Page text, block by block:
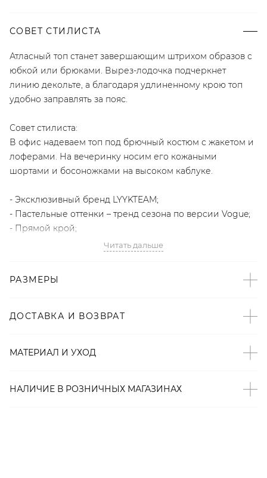
СОВЕТ СТИЛИСТА
Атласный топ станет завершающим штрихом образов с
юбкой или брюками. Вырез-лодочка подчеркнет
линию декольте, а благодаря удлиненному крою топ
удобно заправлять за пояс.
Совет стилиста:
В офис надеваем топ под брючный костюм с жакетом и
лоферами. На вечеринку носим его кожаными
шортами и босоножками на высоком каблуке.
- Эксклюзивный бренд LYYKTEAM;
- Пастельные оттенки – тренд сезона по версии Vogue;
- Прямой крой;
На Тане размер S, параметры 84/63/89, рост 170 см.
Артикул
Читать дальше
РАЗМЕРЫ
ДОСТАВКА И ВОЗВРАТ
МАТЕРИАЛ И УХОД
НАЛИЧИЕ В РОЗНИЧНЫХ МАГАЗИНАХ